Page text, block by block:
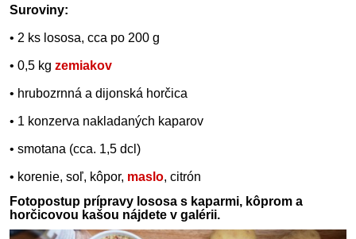
Suroviny:
• 2 ks lososa, cca po 200 g
• 0,5 kg zemiakov
• hrubozrnná a dijonská horčica
• 1 konzerva nakladaných kaparov
• smotana (cca. 1,5 dcl)
• korenie, soľ, kôpor, maslo, citrón
Fotopostup prípravy lososa s kaparmi, kôprom a
horčicovou kašou nájdete v galérii.